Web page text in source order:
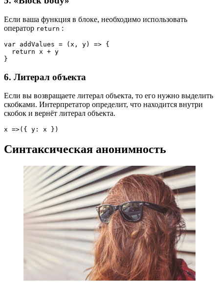
Если ваша функция в блоке, необходимо использовать
оператор return :
var addValues = (x, y) => {
  return x + y
}
6. Литерал объекта
Если вы возвращаете литерал объекта, то его нужно выделить
скобками. Интерпретатор определит, что находится внутри
скобок и вернёт литерал объекта.
x =>({ y: x })
Синтаксическая анонимность